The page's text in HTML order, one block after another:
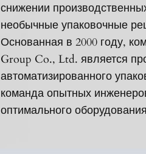
снижении
необычные упаковочные
Основанная в 2000 году,
Group Co., Ltd. является
автоматизированного
команда опытных
оптимального